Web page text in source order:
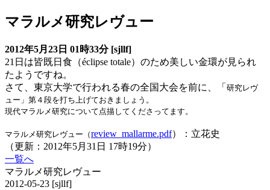
マラルメ研究レヴュー
2012年5月23日 01時33分 [sjllf]
21日は皆既日食（éclipse totale）のため美しい金環が見られ
たようですね。
さて、東京大学で行われる春の全国大会を前に、「 研究レヴ
ュー」第４段を打ち上げておきましょう。
現代マラルメ研究について点描してくださってます。
マラルメ研究レヴュー（review_mallarme.pdf）：立花史
（更新：2012年5月31日 17時19分）
一覧へ
マラルメ研究レヴュー
2012-05-23 [sjllf]